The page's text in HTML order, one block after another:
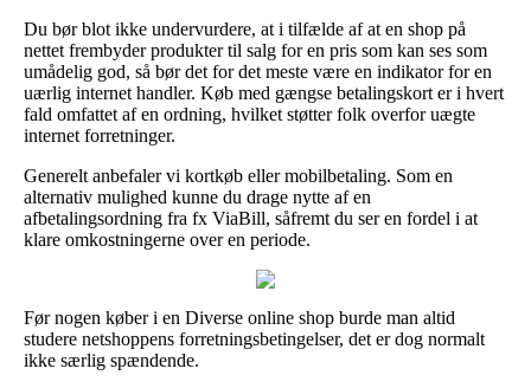
Du bør blot ikke undervurdere, at i tilfælde af at en shop på
nettet frembyder produkter til salg for en pris som kan ses som
umådelig god, så bør det for det meste være en indikator for en
uærlig internet handler. Køb med gængse betalingskort er i hvert
fald omfattet af en ordning, hvilket støtter folk overfor uægte
internet forretninger.
Generelt anbefaler vi kortkøb eller mobilbetaling. Som en
alternativ mulighed kunne du drage nytte af en
afbetalingsordning fra fx ViaBill, såfremt du ser en fordel i at
klare omkostningerne over en periode.
Før nogen køber i en Diverse online shop burde man altid
studere netshoppens forretningsbetingelser, det er dog normalt
ikke særlig spændende.